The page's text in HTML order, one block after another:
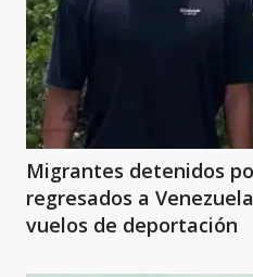
Migrantes detenidos
regresados a
vuelos de deportación